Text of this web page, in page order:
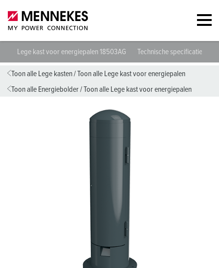
Lege kast voor energiepalen 18503AG Technische specificaties
Toon alle Lege kasten/Toon alle Lege kast voor energiepalen
Toon alle Energiebolder/Toon alle Lege kast voor energiepalen